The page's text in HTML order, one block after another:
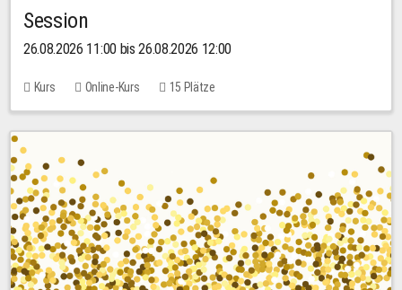
Session
26.08.2026 11:00 bis 26.08.2026 12:00
Kurs Online-Kurs 15 Plätze